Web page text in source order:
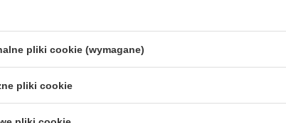
pliki cookie (wymagane)
pliki cookie